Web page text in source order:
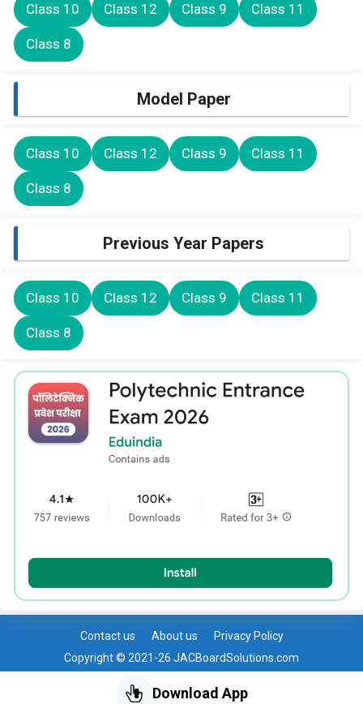
Class 10 Class 12 Class 9 Class 11
Class 8
Model Paper
Class 10 Class 12 Class 9 Class 11
Class 8
Previous Year Papers
Class 10 Class 12 Class 9 Class 11
Class 8
Contact us About us
Privacy Policy
Copyright © 2021-26 JACBoardSolutions.com
Download App